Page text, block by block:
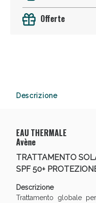
Offerte
Descrizione
EAU THERMALE
Avène
TRATTAMENTO
SPF 50+
Descrizione
Trattamento globale